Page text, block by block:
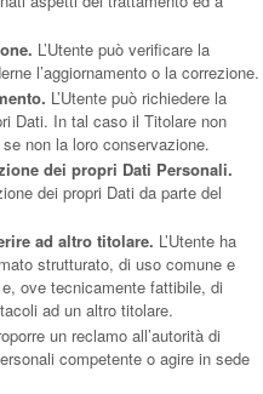
L’Utente può verificare la
l’aggiornamento o la correzione.
L’Utente può richiedere la
Dati. In tal caso il Titolare non
non la loro conservazione.
dei propri Dati Personali.
dei propri Dati da parte del
ad altro titolare. L’Utente ha
strutturato, di uso comune e
ove tecnicamente fattibile, di
ad un altro titolare.
un reclamo all’autorità di
competente o agire in sede